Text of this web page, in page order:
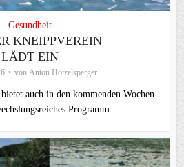
Gesundheit
KNEIPPVEREIN
LÄDT EIN
von Anton Hötzelsperger
auch in den kommenden Wochen
Programm...